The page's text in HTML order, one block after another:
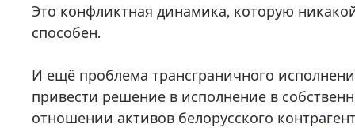
Это конфликтная динамика, которую
способен.
И ещё проблема трансграничного
привести решение в исполнение в
отношении активов белорусского